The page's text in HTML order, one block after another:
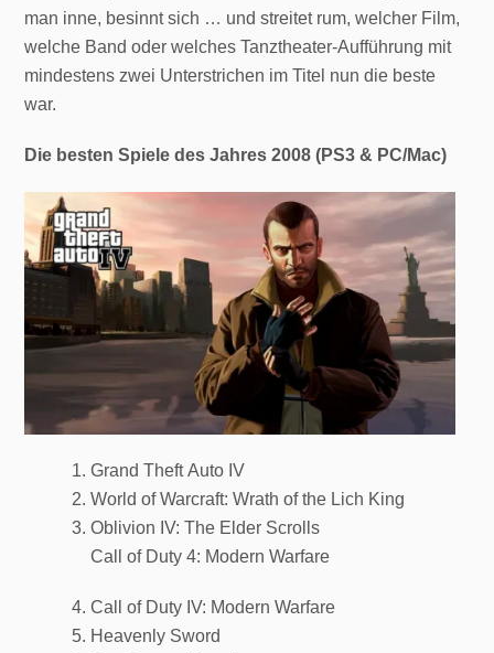
man inne, besinnt sich … und streitet rum, welcher Film,
welche Band oder welches Tanztheater-Aufführung mit
mindestens zwei Unterstrichen im Titel nun die beste
war.
Die besten Spiele des Jahres 2008 (PS3 & PC/Mac)
Grand Theft Auto IV
World of Warcraft: Wrath of the Lich King
Oblivion IV: The Elder Scrolls
Call of Duty 4: Modern Warfare
Call of Duty IV: Modern Warfare
Heavenly Sword